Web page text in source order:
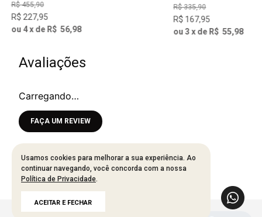
R$ 455,90
R$227,95
ou 4x de R$ 56,98
R$ 335,90
R$ 167,95
ou 3 x de R$ 55,98
Avaliações
Carregando…
Faça login para escrever uma avaliação.
Mais recentes Todos
Carregando avaliações…
Usamos cookies para melhorar a sua experiência. Ao
continuar navegando, você concorda com a nossa
Política de Privacidade.
ACEITAR E FECHAR